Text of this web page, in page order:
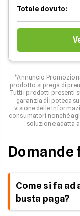
Totale dovuto:
*Annuncio
prodotto si prega di
Tutti i prodotti presenti
garanzia di ipoteca
visione delle
consumatori nonché
soluzione adatta
Come si fa ad
busta paga?